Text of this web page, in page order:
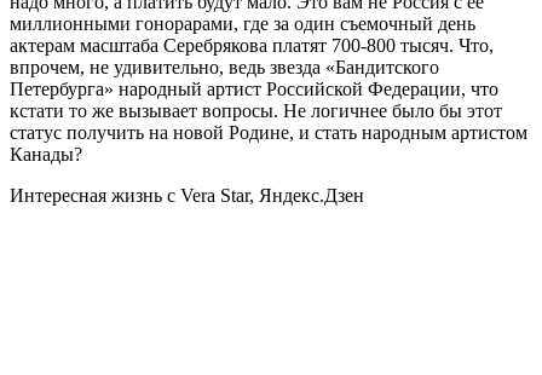
миллионными гонорарами, где за один съемочный день
актерам масштаба Серебрякова платят 700-800 тысяч. Что,
впрочем, не удивительно, ведь звезда «Бандитского
Петербурга» народный артист Российской Федерации, что
кстати то же вызывает вопросы. Не логичнее было бы этот
статус получить на новой Родине, и стать народным артистом
Канады?
Интересная жизнь с Vera Star, Яндекс.Дзен